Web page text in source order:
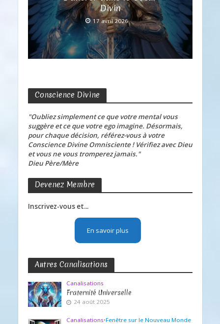
Divin
17 avril 2026
Conscience Divine
"Oubliez simplement ce que votre mental vous
suggère et ce que votre ego imagine. Désormais,
pour chaque décision, référez-vous à votre
Conscience Divine Omnisciente ! Vérifiez avec Dieu
et vous ne vous tromperez jamais."
Dieu Père/Mère
Devenez Membre
Inscrivez-vous et...
En savoir plus
Autres Canalisations
Canalisations
Fraternité Universelle
24 août 2025
Canalisations•Fenêtre sur le Nouveau Monde